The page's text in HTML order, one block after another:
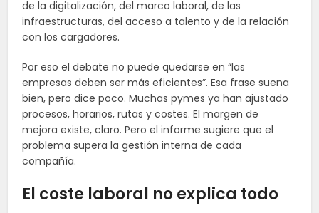
de la digitalización, del marco laboral, de las
infraestructuras, del acceso a talento y de la relación
con los cargadores.
Por eso el debate no puede quedarse en “las
empresas deben ser más eficientes”. Esa frase suena
bien, pero dice poco. Muchas pymes ya han ajustado
procesos, horarios, rutas y costes. El margen de
mejora existe, claro. Pero el informe sugiere que el
problema supera la gestión interna de cada
compañía.
El coste laboral no explica todo